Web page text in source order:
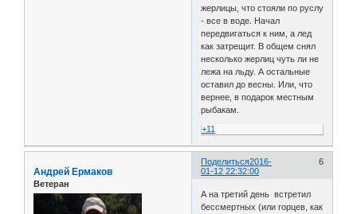
жерлицы, что стояли по руслу
- все в воде. Начал
передвигаться к ним, а лед
как затрещит. В общем снял
несколько жерлиц чуть ли не
лежа на льду. А остальные
оставил до весны. Или, что
вернее, в подарок местным
рыбакам.
+11
Поделиться 6
2016-
01-12 22:32:00
Андрей Ермаков
Ветеран
А на третий день встретил
бессмертных (или горцев, как